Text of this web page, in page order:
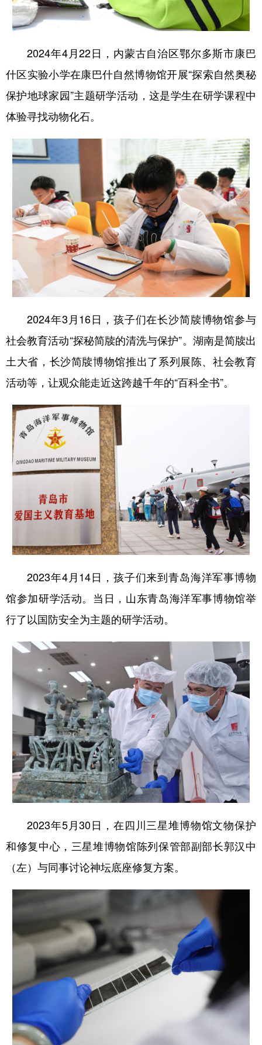
2024年4月22日，内蒙古自治区鄂尔多斯市康巴
什区实验小学在康巴什自然博物馆开展“探索自然奥秘
保护地球家园”主题研学活动，这是学生在研学课程中
体验寻找动物化石。
2024年3月16日，孩子们在长沙简牍博物馆参与
社会教育活动“探秘简牍的清洗与保护”。湖南是简牍出
土大省，长沙简牍博物馆推出了系列展陈、社会教育
活动等，让观众能走近这跨越千年的“百科全书”。
2023年4月14日，孩子们来到青岛海洋军事博物
馆参加研学活动。当日，山东青岛海洋军事博物馆举
行了以国防安全为主题的研学活动。
2023年5月30日，在四川三星堆博物馆文物保护
和修复中心，三星堆博物馆陈列保管部副部长郭汉中
（左）与同事讨论神坛底座修复方案。